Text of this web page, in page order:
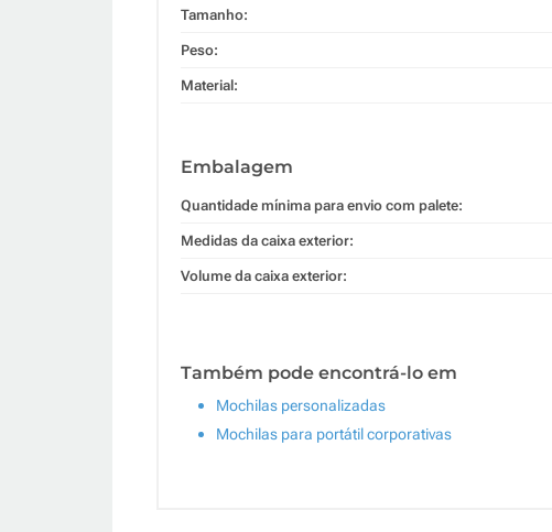
Tamanho:
Peso:
Material:
Embalagem
Quantidade mínima para envio com palete:
Medidas da caixa exterior:
Volume da caixa exterior:
Também pode encontrá-lo em
Mochilas personalizadas
Mochilas para portátil corporativas